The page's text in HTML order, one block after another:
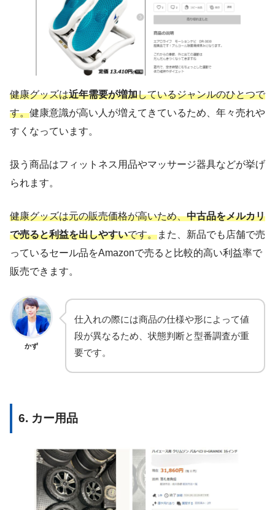
健康グッズは近年需要が増加しているジャンルのひとつで
す。健康意識が高い人が増えてきているため、年々売れや
すくなっています。
扱う商品はフィットネス用品やマッサージ器具などが挙げ
られます。
健康グッズは元の販売価格が高いため、中古品をメルカリ
で売ると利益を出しやすいです。また、新品でも店舗で売
っているセール品をAmazonで売ると比較的高い利益率で
販売できます。
かず
仕入れの際には商品の仕様や形によって値
段が異なるため、状態判断と型番調査が重
要です。
6. カー用品